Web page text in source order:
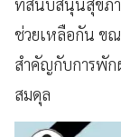
ที่สนับสนุนสุขภ
ช่วยเหลือกัน ขณ
สำคัญกับการพัก
สมดุล